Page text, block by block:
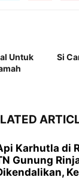
Untuk
Si
Karhutla di
Gunung